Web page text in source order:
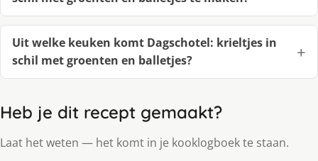
Uit welke keuken komt Dagschotel: krieltjes in
schil met groenten en balletjes?
Heb je dit recept gemaakt?
Laat het weten — het komt in je kooklogboek te staan.